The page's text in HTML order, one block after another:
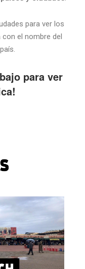
para ver los
con el nombre del
para ver